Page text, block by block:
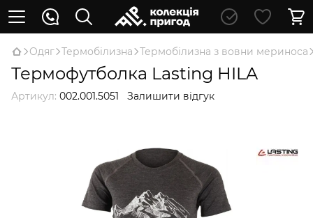
Oдяг Термобілизна Термобілизна з вовни мериноса
Термофутболка Lasting HILA
Артикул: 002.001.5051 Залишити відгук